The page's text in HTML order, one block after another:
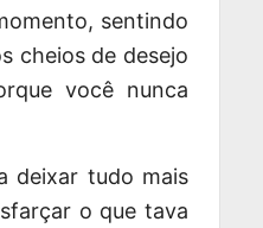
sentindo
cheios de desejo
você nunca
deixar tudo mais
o que tava